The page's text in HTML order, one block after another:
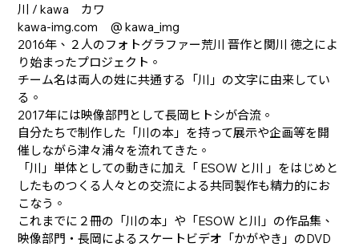
川 / kawa カワ
kawa-img.com @ kawa_img
2016年、２人のフォトグラファー荒川 晋作と関川 徳之によ
り始まったプロジェクト。
チーム名は両人の姓に共通する「川」の文字に由来してい
る。
2017年には映像部門として長岡ヒトシが合流。
自分たちで制作した「川の本」を持って展示や企画等を開
催しながら津々浦々を流れてきた。
「川」単体としての動きに加え「 ESOW と川 」をはじめと
したものつくる人々との交流による共同製作も精力的にお
こなう。
これまでに２冊の「川の本」や「ESOW と川」の作品集、
映像部門・長岡によるスケートビデオ「かがやき」のDVD